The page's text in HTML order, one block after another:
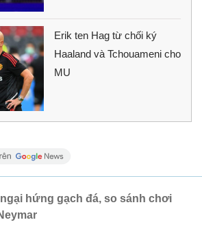
Erik ten Hag từ chối ký
Haaland và Tchouameni cho
MU
hứng gạch đá, so sánh chơi